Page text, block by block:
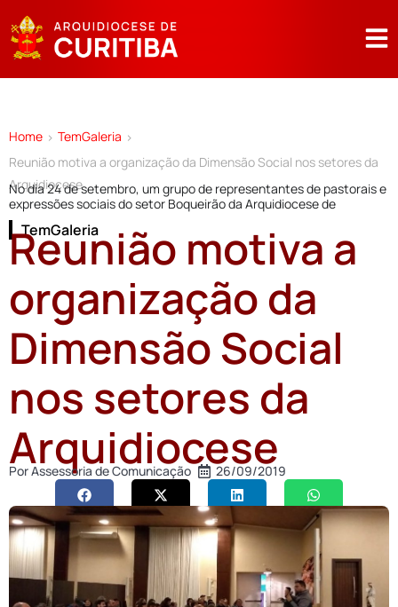
Home > TemGaleria >
Reunião motiva a organização da Dimensão Social nos setores da
Arquidiocese
No dia 24 de setembro, um grupo de representantes de pastorais e
expressões sociais do setor Boqueirão da Arquidiocese de
TemGaleria
Reunião motiva a
organização da
Dimensão Social
nos setores da
Arquidiocese
PorAssessoria de Comunicação 26/09/2019